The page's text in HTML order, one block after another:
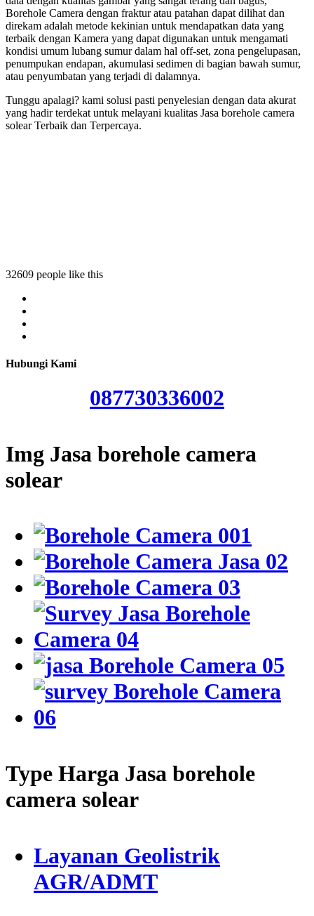
Borehole Camera dengan fraktur atau patahan dapat dilihat dan
direkam adalah metode kekinian untuk mendapatkan data yang
terbaik dengan Kamera yang dapat digunakan untuk mengamati
kondisi umum lubang sumur dalam hal off-set, zona pengelupasan,
penumpukan endapan, akumulasi sedimen di bagian bawah sumur,
atau penyumbatan yang terjadi di dalamnya.
Tunggu apalagi? kami solusi pasti penyelesian dengan data akurat
yang hadir terdekat untuk melayani kualitas Jasa borehole camera
solear Terbaik dan Terpercaya.
32609 people like this
Hubungi Kami
087730336002
Img Jasa borehole camera
solear
Type Harga Jasa borehole
camera solear
Layanan Geolistrik
AGR/ADMT